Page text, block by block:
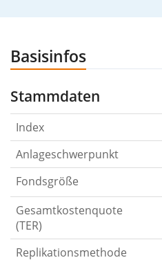
Basisinfos
Stammdaten
Index
Anlageschwerpunkt
Fondsgröße
Gesamtkostenquote
(TER)
Replikationsmethode